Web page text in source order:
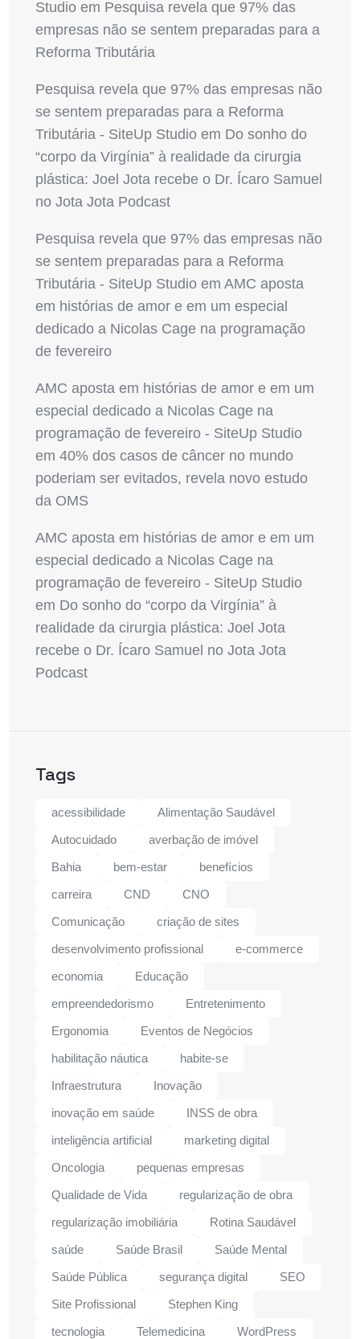
Studio em Pesquisa revela que 97% das
empresas não se sentem preparadas para a
Reforma Tributária
Pesquisa revela que 97% das empresas não
se sentem preparadas para a Reforma
Tributária - SiteUp Studio em Do sonho do
“corpo da Virgínia” à realidade da cirurgia
plástica: Joel Jota recebe o Dr. Ícaro Samuel
no Jota Jota Podcast
Pesquisa revela que 97% das empresas não
se sentem preparadas para a Reforma
Tributária - SiteUp Studio em AMC aposta
em histórias de amor e em um especial
dedicado a Nicolas Cage na programação
de fevereiro
AMC aposta em histórias de amor e em um
especial dedicado a Nicolas Cage na
programação de fevereiro - SiteUp Studio
em 40% dos casos de câncer no mundo
poderiam ser evitados, revela novo estudo
da OMS
AMC aposta em histórias de amor e em um
especial dedicado a Nicolas Cage na
programação de fevereiro - SiteUp Studio
em Do sonho do “corpo da Virgínia” à
realidade da cirurgia plástica: Joel Jota
recebe o Dr. Ícaro Samuel no Jota Jota
Podcast
Tags
acessibilidade
Alimentação Saudável
Autocuidado
averbação de imóvel
Bahia
bem-estar
benefícios
carreira
CND
CNO
Comunicação
criação de sites
desenvolvimento profissional
e-commerce
economia
Educação
empreendedorismo
Entretenimento
Ergonomia
Eventos de Negócios
habilitação náutica
habite-se
Infraestrutura
Inovação
inovação em saúde
INSS de obra
inteligência artificial
marketing digital
Oncologia
pequenas empresas
Qualidade de Vida
regularização de obra
regularização imobiliária
Rotina Saudável
saúde
Saúde Brasil
Saúde Mental
Saúde Pública
segurança digital
SEO
Site Profissional
Stephen King
tecnologia
Telemedicina WordPress